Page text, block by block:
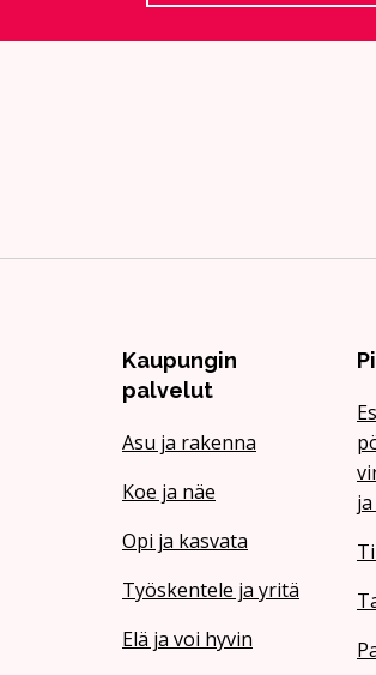
Kaupungin
palvelut
Asu ja rakenna
Koe ja näe
Opi ja kasvata
Työskentele ja yritä
Elä ja voi hyvin